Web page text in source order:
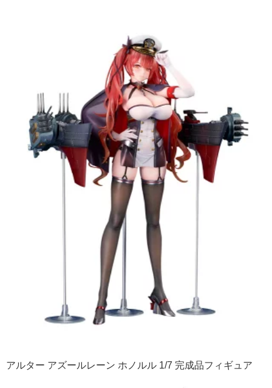
アルター アズールレーン ホノルル 1/7 完成品フィギュア